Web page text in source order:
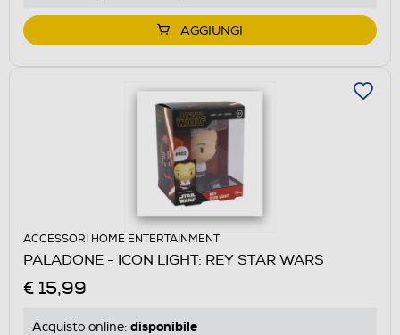
AGGIUNGI
ACCESSORI HOME ENTERTAINMENT
PALADONE - ICON LIGHT: REY STAR WARS
€ 15,99
Acquisto online: disponibile